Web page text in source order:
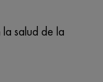
salud de la